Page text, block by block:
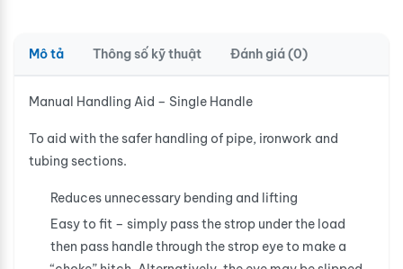
Mô tả Thông số kỹ thuật Đánh giá (0)
Manual Handling Aid – Single Handle
To aid with the safer handling of pipe, ironwork and
tubing sections.
Reduces unnecessary bending and lifting
Easy to fit – simply pass the strop under the load
then pass handle through the strop eye to make a